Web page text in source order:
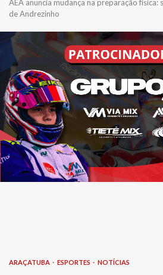
AEA anuncia mudança na preparação física:
de Andrezinho
ARAÇATUBA ESPORTES NOTÍCIAS